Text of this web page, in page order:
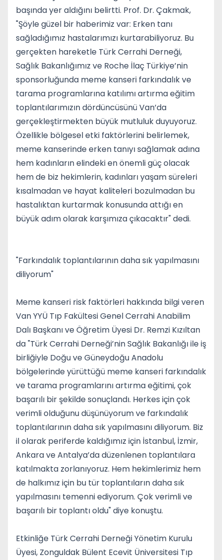
başında yer aldığını belirtti. Prof. Dr. Çakmak,
"Şöyle güzel bir haberimiz var: Erken tanı
sağladığımız hastalarımızı kurtarabiliyoruz. Bu
gerçekten hareketle Türk Cerrahi Derneği,
Sağlık Bakanlığımız ve Roche İlaç Türkiye’nin
sponsorluğunda meme kanseri farkındalık ve
tarama programlarına katılımı artırma eğitim
toplantılarımızın dördüncüsünü Van’da
gerçekleştirmekten büyük mutluluk duyuyoruz.
Özellikle bölgesel etki faktörlerini belirlemek,
meme kanserinde erken tanıyı sağlamak adına
hem kadınların elindeki en önemli güç olacak
hem de biz hekimlerin, kadınları yaşam süreleri
kısalmadan ve hayat kaliteleri bozulmadan bu
hastalıktan kurtarmak konusunda attığı en
büyük adım olarak karşımıza çıkacaktır" dedi.
"Farkındalık toplantılarının daha sık yapılmasını
diliyorum"
Meme kanseri risk faktörleri hakkında bilgi veren
Van YYÜ Tıp Fakültesi Genel Cerrahi Anabilim
Dalı Başkanı ve Öğretim Üyesi Dr. Remzi Kızıltan
da "Türk Cerrahi Derneği’nin Sağlık Bakanlığı ile iş
birliğiyle Doğu ve Güneydoğu Anadolu
bölgelerinde yürüttüğü meme kanseri farkındalık
ve tarama programlarını artırma eğitimi, çok
başarılı bir şekilde sonuçlandı. Herkes için çok
verimli olduğunu düşünüyorum ve farkındalık
toplantılarının daha sık yapılmasını diliyorum. Biz
il olarak periferde kaldığımız için İstanbul, İzmir,
Ankara ve Antalya’da düzenlenen toplantılara
katılmakta zorlanıyoruz. Hem hekimlerimiz hem
de halkımız için bu tür toplantıların daha sık
yapılmasını temenni ediyorum. Çok verimli ve
başarılı bir toplantı oldu" diye konuştu.
Etkinliğe Türk Cerrahi Derneği Yönetim Kurulu
Üyesi, Zonguldak Bülent Ecevit Üniversitesi Tıp